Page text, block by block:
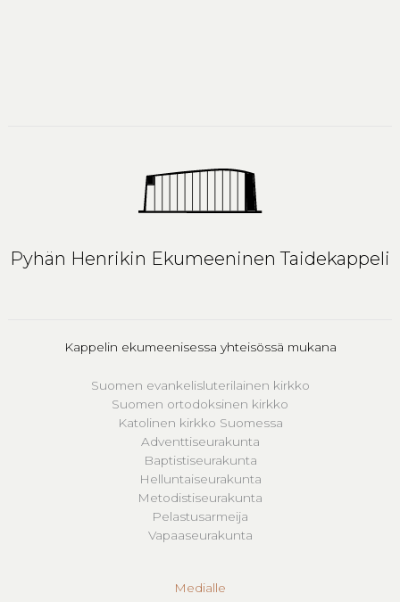
Pyhän Henrikin Ekumeeninen Taidekappeli
Kappelin ekumeenisessa yhteisössä mukana
Suomen evankelisluterilainen kirkko
Suomen ortodoksinen kirkko
Katolinen kirkko Suomessa
Adventtiseurakunta
Baptistiseurakunta
Helluntaiseurakunta
Metodistiseurakunta
Pelastusarmeija
Vapaaseurakunta
Medialle